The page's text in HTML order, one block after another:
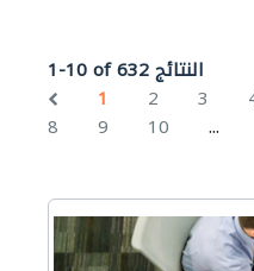
1-10 of 632 النتائج
1
2 3
8
9 10 ...